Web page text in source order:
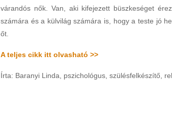
várandós nők. Van, aki kifejezett büszkeséget
számára és a külvilág számára is, hogy a teste jó
őt.
A teljes cikk itt olvasható >>
Írta: Baranyi Linda, pszichológus, szülésfelkészítő,